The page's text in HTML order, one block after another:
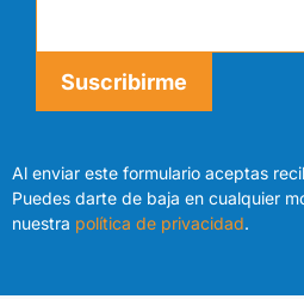
e
l
v
Suscribirme
Al enviar este formulario aceptas
Puedes darte de baja en cualquier
nuestra política de privacidad.